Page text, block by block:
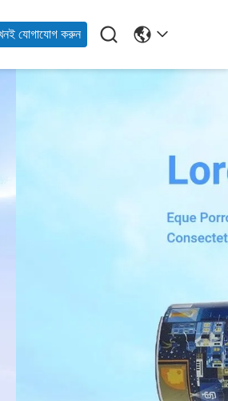
যোগাযোগ করুন 